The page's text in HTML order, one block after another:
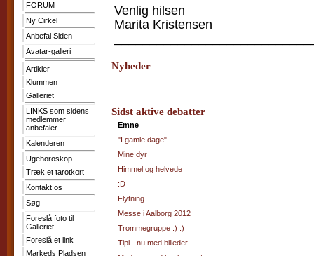
FORUM
Ny Cirkel
Anbefal Siden
Avatar-galleri
Artikler
Klummen
Galleriet
LINKS som sidens
medlemmer
anbefaler
Kalenderen
Ugehoroskop
Træk et tarotkort
Kontakt os
Søg
Foreslå foto til
Galleriet
Foreslå et link
Markeds Pladsen
Kontakt
os
Søg
Foreslå
foto
til
Galleriet
et
link
Markeds
Pladsen
Send
Postkort
Venlig hilsen
Marita Kristensen
Nyheder
Sidst aktive debatter
Emne
"I gamle dage"
Mine dyr
Himmel og helvede
:D
Flytning
Messe i Aalborg 2012
Trommegruppe :) :)
Tipi - nu med billeder